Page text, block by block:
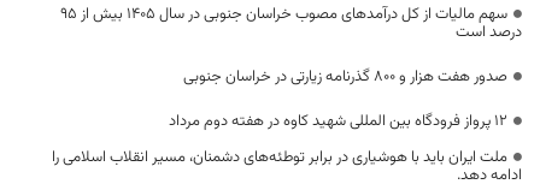
سهم مالیات از کل درآمدهای مصوب خراسان جنوبی در سال ۱۴۰۵ بیش از ۹۵
درصد است
صدور هفت هزار و ۸۰۰ گذرنامه زیارتی در خراسان جنوبی
۱۲ پرواز فرودگاه بین المللی شهید کاوه در هفته دوم مرداد
ملت ایران باید با هوشیاری در برابر توطئه‌های دشمنان، مسیر انقلاب اسلامی را
ادامه دهد.